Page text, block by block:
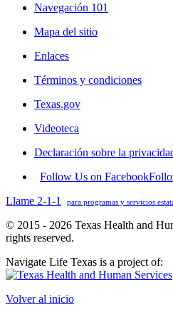
Navegación 101
Mapa del sitio
Enlaces
Términos y condiciones
Texas.gov
Videoteca
Declaración sobre la
Follow Us on Facebook
Llame 2-1-1
para programas y servicios
© 2015 - 2026 Texas Health and
rights reserved.
Navigate Life Texas is a project of:
Volver al inicio